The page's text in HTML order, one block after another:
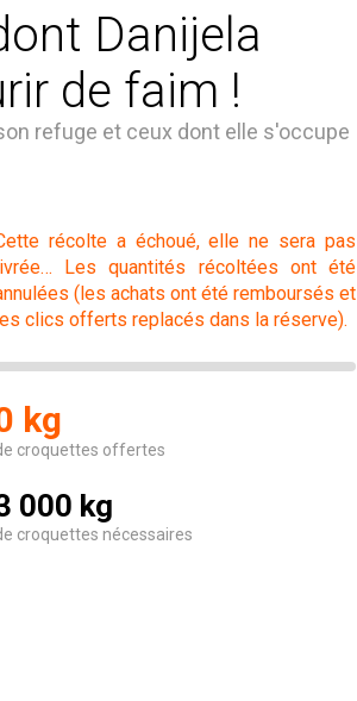
Danijela
de faim !
refuge et ceux dont elle s'occupe
récolte a échoué, elle ne sera pas
Les quantités récoltées ont été
(les achats ont été remboursés et
clics offerts replacés dans la réserve).
kg
croquettes offertes
000 kg
croquettes nécessaires